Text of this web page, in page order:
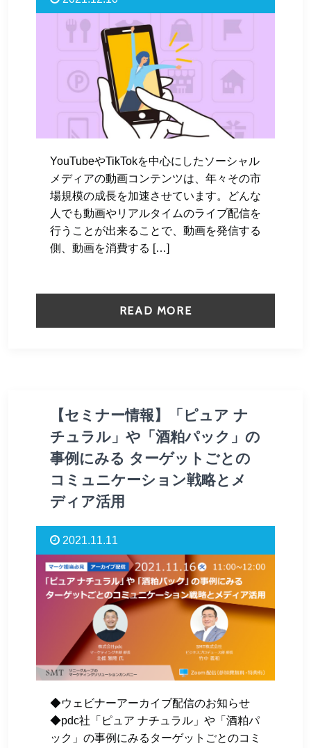
YouTubeやTikTokを中心にしたソーシャル
メディアの動画コンテンツは、年々その市
場規模の成長を加速させています。どんな
人でも動画やリアルタイムのライブ配信を
行うことが出来ることで、動画を発信する
側、動画を消費する […]
READ MORE
【セミナー情報】「ピュア ナ
チュラル」や「酒粕パック」の
事例にみる ターゲットごとの
コミュニケーション戦略とメ
ディア活用
2021.11.11
◆ウェビナーアーカイブ配信のお知らせ
◆pdc社「ピュア ナチュラル」や「酒粕パ
ック」の事例にみるターゲットごとのコミ